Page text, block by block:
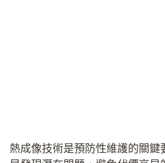
熱成像技術是預防性維護的關鍵